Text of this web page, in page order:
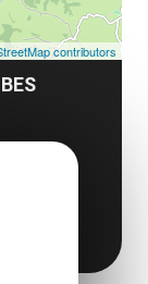
contributors